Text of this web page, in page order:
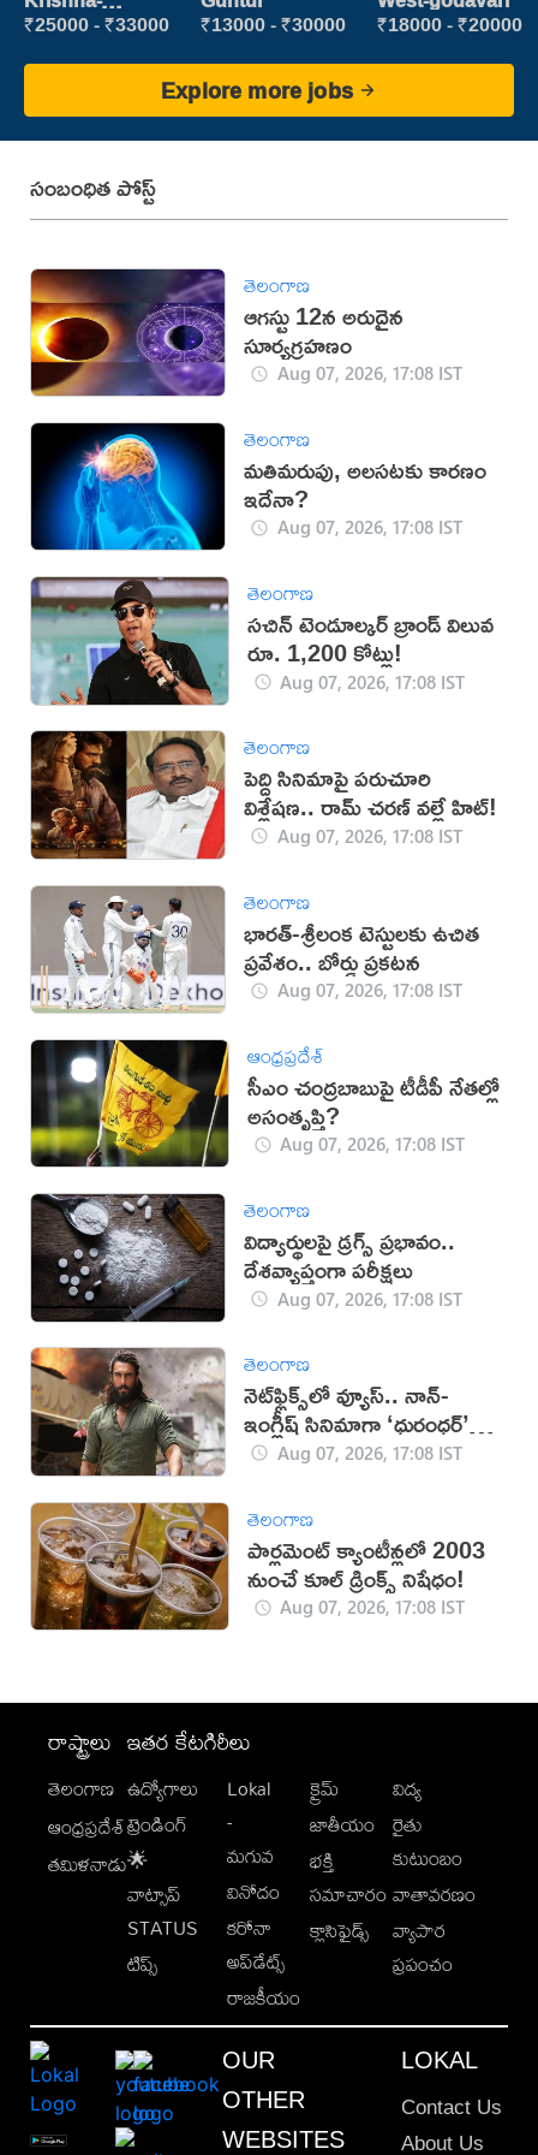
vijayawada
₹25000 - ₹33000 ₹13000 - ₹30000 ₹18000 - ₹20000
Explore more jobs
సంబంధిత పోస్ట్
తెలంగాణ
ఆగస్టు 12న అరుదైన
సూర్యగ్రహణం
Aug 07, 2026, 17:08 IST
తెలంగాణ
మతిమరుపు, అలసటకు కారణం
ఇదేనా?
Aug 07, 2026, 17:08 IST
తెలంగాణ
సచిన్ టెండూల్కర్ బ్రాండ్ విలువ
రూ. 1,200 కోట్లు!
Aug 07, 2026, 17:08 IST
తెలంగాణ
పెద్ది సినిమాపై పరుచూరి
విశ్లేషణ.. రామ్ చరణ్ వల్లే హిట్!
Aug 07, 2026, 17:08 IST
తెలంగాణ
భారత్-శ్రీలంక టెస్టులకు ఉచిత
ప్రవేశం.. బోర్డు ప్రకటన
Aug 07, 2026, 17:08 IST
ఆంధ్రప్రదేశ్
సీఎం చంద్రబాబుపై టీడీపీ నేతల్లో
అసంతృప్తి?
Aug 07, 2026, 17:08 IST
తెలంగాణ
విద్యార్థులపై డ్రగ్స్ ప్రభావం..
దేశవ్యాప్తంగా పరీక్షలు
Aug 07, 2026, 17:08 IST
తెలంగాణ
నెట్‌ఫ్లిక్స్‌లో వ్యూస్.. నాన్-
ఇంగ్లీష్ సినిమాగా ‘ధురంధర్’
రికార్డుAug 07, 2026, 17:08 IST
తెలంగాణ
పార్లమెంట్ క్యాంటీన్లలో 2003
నుంచే కూల్ డ్రింక్స్ నిషేధం!
Aug 07, 2026, 17:08 IST
రాష్ట్రాలు
తెలంగాణ
ఆంధ్రప్రదేశ్
తమిళనాడు
ఇతర కేటగిరీలు
ఉద్యోగాలు
ట్రెండింగ్
🌟
వాట్సాప్
STATUS
టిప్స్
Lokal
-
మగువ
వినోదం
కరోనా
అప్‌డేట్స్
రాజకీయం
క్రైమ్
జాతీయం
భక్తి
సమాచారం
క్లాసిఫైడ్స్
విద్య
రైతు
కుటుంబం
వాతావరణం
వ్యాపార
ప్రపంచం
OUR
OTHER
WEBSITES
LOKAL
Contact Us
About Us